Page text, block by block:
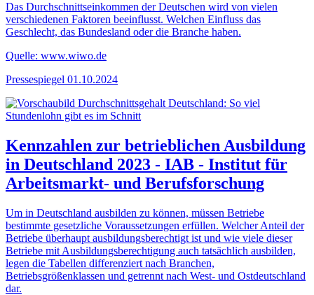
Das Durchschnittseinkommen der Deutschen wird von vielen
verschiedenen Faktoren beeinflusst. Welchen Einfluss das
Geschlecht, das Bundesland oder die Branche haben.
Quelle: www.wiwo.de
Pressespiegel 01.10.2024
Kennzahlen zur betrieblichen Ausbildung
in Deutschland 2023 - IAB - Institut für
Arbeitsmarkt- und Berufsforschung
Um in Deutschland ausbilden zu können, müssen Betriebe
bestimmte gesetzliche Voraussetzungen erfüllen. Welcher Anteil der
Betriebe überhaupt ausbildungsberechtigt ist und wie viele dieser
Betriebe mit Ausbildungsberechtigung auch tatsächlich ausbilden,
legen die Tabellen differenziert nach Branchen,
Betriebsgrößenklassen und getrennt nach West- und Ostdeutschland
dar.